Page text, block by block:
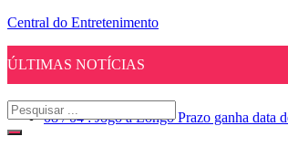
Central do Entretenimento
ÚLTIMAS NOTÍCIAS
08 / 04 : Jogo a Longo Prazo ganha data